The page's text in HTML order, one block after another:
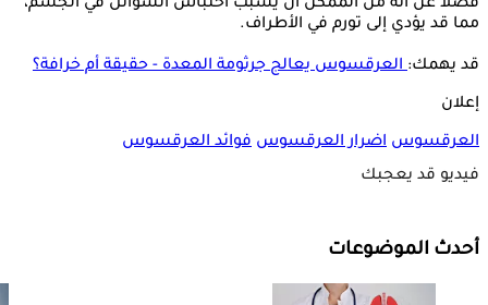
فضًلا عن أنه من الممكن أن يسبب احتباس السوائل في الجسم،
مما قد يؤدي إلى تورم في الأطراف.
قد يهمك:العرقسوس يعالج جرثومة المعدة - حقيقة أم خرافة؟
إعلان
العرقسوس اضرار العرقسوس فوائد العرقسوس
فيديو قد يعجبك
أحدث الموضوعات